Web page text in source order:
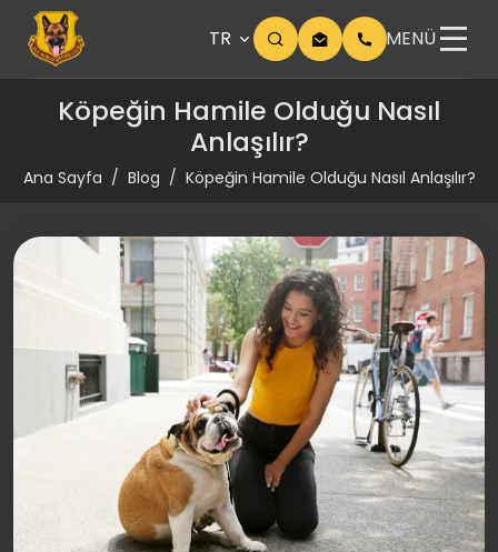
TR MENÜ
Köpeğin Hamile Olduğu Nasıl
Anlaşılır?
Ana Sayfa Blog Köpeğin Hamile Olduğu Nasıl Anlaşılır?